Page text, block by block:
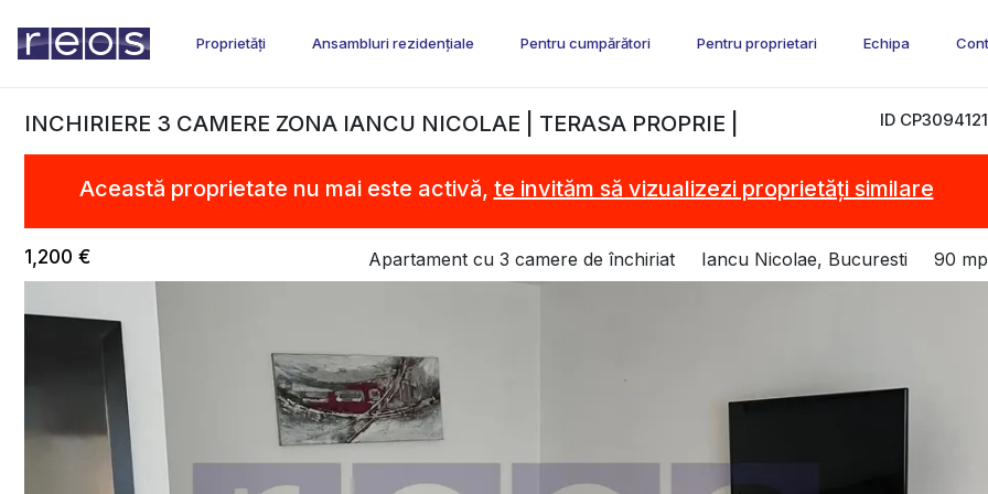
Proprietăți Ansambluri rezidențiale Pentru cumpărători Pentru proprietari Echipa
ID CP3094121
INCHIRIERE 3 CAMERE ZONA IANCU NICOLAE | TERASA PROPRIE |
Această proprietate nu mai este activă, te invităm să vizualizezi proprietăți similare
1,200 € Apartament cu 3 camere de închiriat Iancu Nicolae, Bucuresti 90 mp